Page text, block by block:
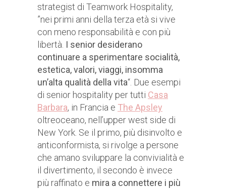
strategist di Teamwork Hospitality,
”nei primi anni della terza età si vive
con meno responsabilità e con più
libertà. I senior desiderano
continuare a sperimentare socialità,
estetica, valori, viaggi, insomma
un’alta qualità della vita“. Due esempi
di senior hospitality per tutti Casa
Barbara, in Francia e The Apsley
oltreoceano, nell’upper west side di
New York. Se il primo, più disinvolto e
anticonformista, si rivolge a persone
che amano sviluppare la convivialità e
il divertimento, il secondo è invece
più raffinato e mira a connettere i più